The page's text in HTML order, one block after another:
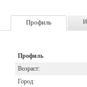
Профиль
Профиль
Возраст:
Город: